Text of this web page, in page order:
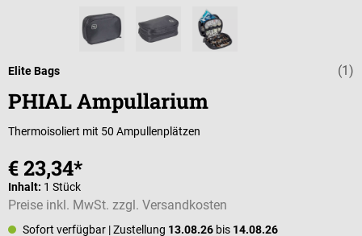
(1)
Elite Bags
PHIAL Ampullarium
Thermoisoliert mit 50 Ampullenplätzen
€ 23,34*
Inhalt: 1 Stück
Preise inkl. MwSt. zzgl. Versandkosten
Sofort verfügbar | Zustellung 13.08.26 bis 14.08.26